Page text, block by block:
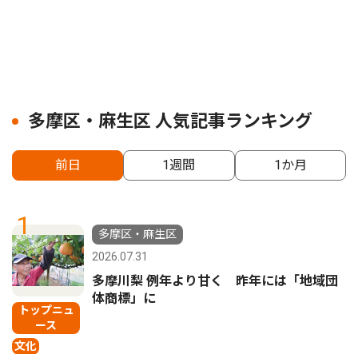
多摩区・麻生区 人気記事ランキング
前日 1週間 1か月
1
トップニュ
ース
文化
多摩区・麻生区
2026.07.31
多摩川梨 例年より甘く 昨年には「地域団
体商標」に